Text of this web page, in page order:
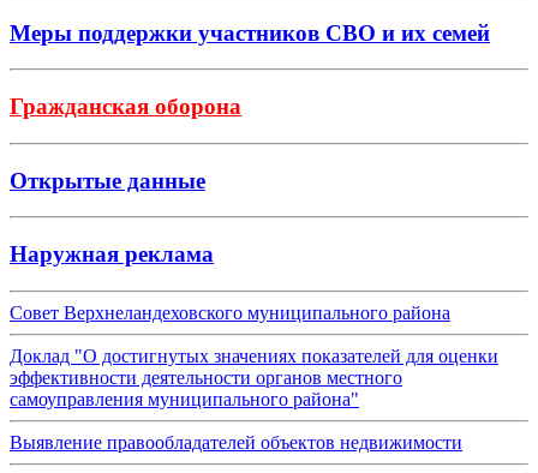
Меры поддержки участников СВО и их семей
Гражданская оборона
Открытые данные
Наружная реклама
Совет Верхнеландеховского муниципального района
Доклад "О достигнутых значениях показателей для оценки
эффективности деятельности органов местного
самоуправления муниципального района"
Выявление правообладателей объектов недвижимости